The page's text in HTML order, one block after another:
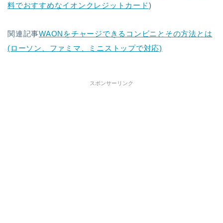
料でおすすめなイオンクレジットカード)
関連記事WAONをチャージできるコンビニとその方法とは
(ローソン、ファミマ、ミニストップで対応)
スポンサーリンク